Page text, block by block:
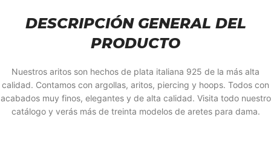
DESCRIPCIÓN GENERAL DEL
PRODUCTO
Nuestros aritos son hechos de plata italiana 925 de la más alta
calidad. Contamos con argollas, aritos, piercing y hoops. Todos con
acabados muy finos, elegantes y de alta calidad. Visita todo nuestro
catálogo y verás más de treinta modelos de aretes para dama.